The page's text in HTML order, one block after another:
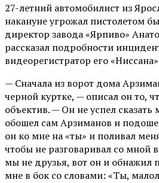
27-летний автомобилист из
накануне угрожал пистолетом
директор завода «Ярпиво»
рассказал подробности
видеорегистратор его
— Сначала из ворот дома
черной куртке, — описал он то,
объектив. — Он не успел сказать
обошел сам Арзиманов и
он ко мне на «ты» и поливал
чтобы не разговаривал со мной
мы не друзья, вот он и обнажил
мне в бок со словами: «Ты,